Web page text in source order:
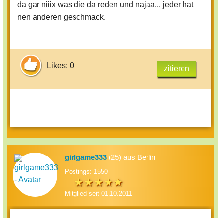
da gar niiix was die da reden und najaa... jeder hat
nen anderen geschmack.
Likes: 0 zitieren
girlgame333 (25) aus Berlin
Postings: 1550
Mitglied seit 01.10.2011